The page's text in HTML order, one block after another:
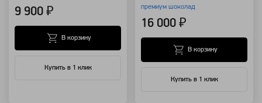
9 900 ₽
Купить в 1 клик
В корзину
премиум шоколад
16 000 ₽
Купить в 1 клик
В корзину